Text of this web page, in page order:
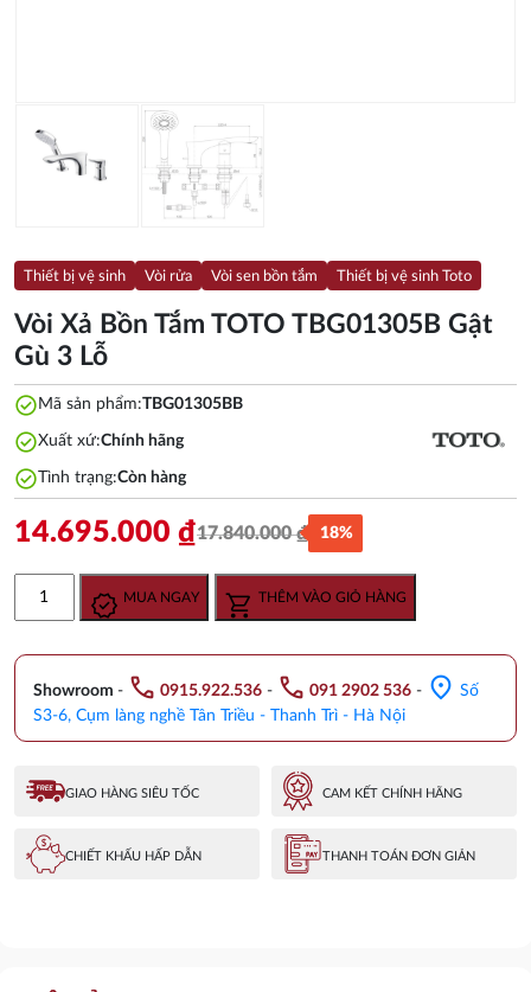
Thiết bị vệ sinh Vòi rửa Vòi sen bồn tắm Thiết bị vệ sinh Toto
Vòi Xả Bồn Tắm TOTO TBG01305B Gật
Gù 3 Lỗ
check_circle Mã sản phẩm:TBG01305BB
check_circleXuất xứ:Chính hãng
check_circleTình trạng:Còn hàng
17.840.000₫
Giá
gốc
là:
14.695.000 ₫
Giá
hiện
tại
14.695.000 ₫.
18%
Tắm
TOTO
TBG01305B
Gật
lượng
MUA NGAY THÊM VÀO GIỎ HÀNG
Showroom - call 0915.922.536 - call 091 2902 536 - location_on Số
S3-6, Cụm làng nghề Tân Triều - Thanh Trì - Hà Nội
GIAO HÀNG SIÊU TỐC CAM KẾT CHÍNH HÃNG
CHIẾT KHẤU HẤP DẪN THANH TOÁN ĐƠN GIẢN